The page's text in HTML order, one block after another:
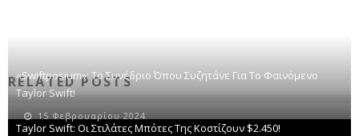
RELATED POSTS
«Swiftposium»: Το Συνέδριο Όπου Συζητάνε Για Το Φαινόμενο
Taylor Swift!
15 Φεβρουαρίου 2024
Taylor Swift: Οι Στιλάτες Μπότες Της Κοστίζουν $2.450!